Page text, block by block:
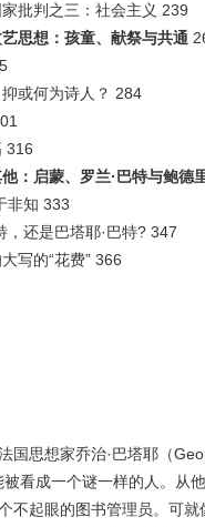
批判之三：社会主义 239
思想：孩童、献祭与共通
或何为诗人？ 284
316
：启蒙、罗兰·巴特与鲍德
非知 333
，还是巴塔耶·巴特? 347
写的“花费” 366
国思想家乔治·巴塔耶（
看成一个谜一样的人。从
不起眼的图书管理员。可就